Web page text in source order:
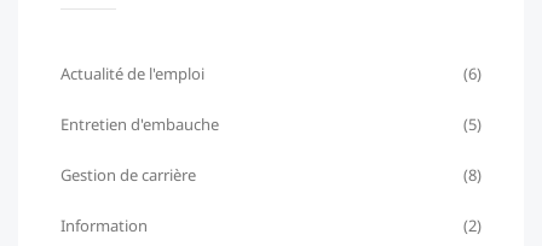
Actualité de l'emploi (6)
Entretien d'embauche (5)
Gestion de carrière (8)
Information (2)